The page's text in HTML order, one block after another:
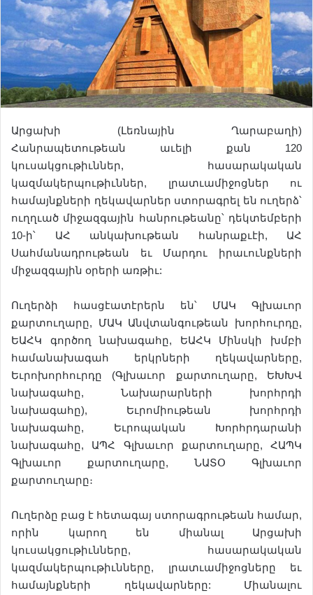
Արցախի (Լեռնային Ղարաբաղի)
Հանրապետութեան աւելի քան 120
կուսակցութիւններ, հասարակական
կազմակերպութիւններ, լրատւամիջոցներ ու
համայնքների ղեկավարներ ստորագրել են ուղերձ՝
ուղղւած միջազգային հանրութեանը՝ դեկտեմբերի
10-ի՝ ԱՀ անկախութեան հանրաքւէի, ԱՀ
Սահմանադրութեան եւ Մարդու իրաւունքների
միջազգային օրերի առթիւ:
Ուղերձի հասցէատէրերն են՝ ՄԱԿ Գլխաւոր
քարտուղարը, ՄԱԿ Անվտանգութեան խորհուրդը,
ԵԱՀԿ գործող նախագահը, ԵԱՀԿ Մինսկի խմբի
համանախագահ երկրների ղեկավարները,
Եւրոխորհուրդը (Գլխաւոր քարտուղարը, ԵԽԽՎ
նախագահը, Նախարարների խորհրդի
նախագահը), Եւրոմիութեան խորհրդի
նախագահը, Եւրոպական Խորհրդարանի
նախագահը, ԱՊՀ Գլխաւոր քարտուղարը, ՀԱՊԿ
Գլխաւոր քարտուղարը, ՆԱՏՕ Գլխաւոր
քարտուղարը։
Ուղերձը բաց է հետագայ ստորագրութեան համար,
որին կարող են միանալ Արցախի
կուսակցութիւնները, հասարակական
կազմակերպութիւնները, լրատւամիջոցները եւ
համայնքների ղեկավարները: Միանալու